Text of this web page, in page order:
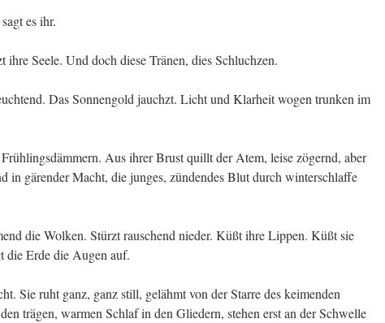
es ihr.
Seele. Und doch diese Tränen, dies Schluchzen.
Das Sonnengold jauchzt. Licht und Klarheit wogen trunken im
Aus ihrer Brust quillt der Atem, leise zögernd, aber
in gärender Macht, die junges, zündendes Blut durch winterschlaffe
die Wolken. Stürzt rauschend nieder. Küßt ihre Lippen. Küßt sie
die Erde die Augen auf.
Sie ruht ganz, ganz still, gelähmt von der Starre des keimenden
trägen, warmen Schlaf in den Gliedern, stehen erst an der Schwelle